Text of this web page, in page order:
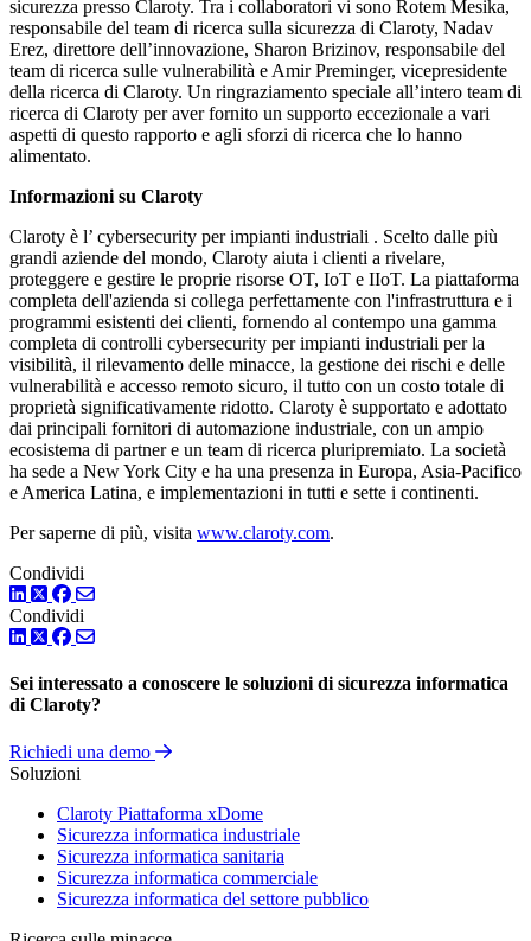
sicurezza presso Claroty. Tra i collaboratori vi sono Rotem Mesika,
responsabile del team di ricerca sulla sicurezza di Claroty, Nadav
Erez, direttore dell’innovazione, Sharon Brizinov, responsabile del
team di ricerca sulle vulnerabilità e Amir Preminger, vicepresidente
della ricerca di Claroty. Un ringraziamento speciale all’intero team di
ricerca di Claroty per aver fornito un supporto eccezionale a vari
aspetti di questo rapporto e agli sforzi di ricerca che lo hanno
alimentato.
Informazioni su Claroty
Claroty è l’ cybersecurity per impianti industriali . Scelto dalle più
grandi aziende del mondo, Claroty aiuta i clienti a rivelare,
proteggere e gestire le proprie risorse OT, IoT e IIoT. La piattaforma
completa dell'azienda si collega perfettamente con l'infrastruttura e i
programmi esistenti dei clienti, fornendo al contempo una gamma
completa di controlli cybersecurity per impianti industriali per la
visibilità, il rilevamento delle minacce, la gestione dei rischi e delle
vulnerabilità e accesso remoto sicuro, il tutto con un costo totale di
proprietà significativamente ridotto. Claroty è supportato e adottato
dai principali fornitori di automazione industriale, con un ampio
ecosistema di partner e un team di ricerca pluripremiato. La società
ha sede a New York City e ha una presenza in Europa, Asia-Pacifico
e America Latina, e implementazioni in tutti e sette i continenti.
Per saperne di più, visita www.claroty.com.
Condividi
LinkedIn
TwitterFacebook
Condividi
LinkedIn
TwitterFacebook
Sei interessato a conoscere le soluzioni di sicurezza informatica
di Claroty?
Richiedi una demo
Soluzioni
Claroty Piattaforma xDome
Sicurezza informatica industriale
Sicurezza informatica sanitaria
Sicurezza informatica commerciale
Sicurezza informatica del settore pubblico